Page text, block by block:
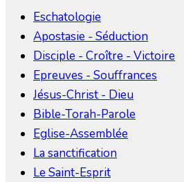
Eschatologie
Apostasie - Séduction
Disciple - Croître - Victoire
Epreuves - Souffrances
Jésus-Christ - Dieu
Bible-Torah-Parole
Eglise-Assemblée
La sanctification
Le Saint-Esprit